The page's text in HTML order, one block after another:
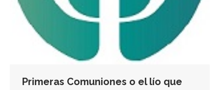
Primeras Comuniones o el lío que